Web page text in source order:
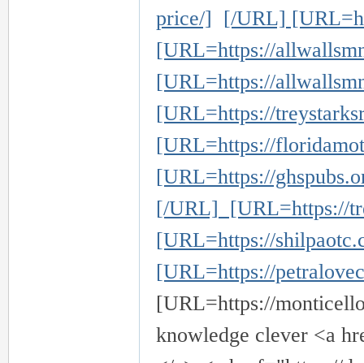
price/] [/URL]
[URL=https://
[URL=https://
[URL=https://
[URL=https://
[URL=https://
[/URL] [URL=https://
[URL=https://
[URL=https://
[URL=https://
knowledge clever <a